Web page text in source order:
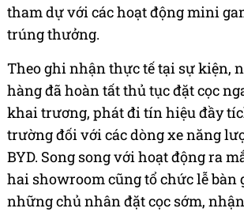
tham dự với các hoạt động mini
trúng thưởng.
Theo ghi nhận thực tế tại sự kiện,
hàng đã hoàn tất thủ tục đặt cọc
khai trương, phát đi tín hiệu đầy
trường đối với các dòng xe năng
BYD. Song song với hoạt động ra
hai showroom cũng tổ chức lễ bàn
những chủ nhân đặt cọc sớm,